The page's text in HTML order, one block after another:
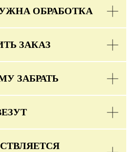
ОБРАБОТКА
ЗАКАЗ
ЗАБРАТЬ